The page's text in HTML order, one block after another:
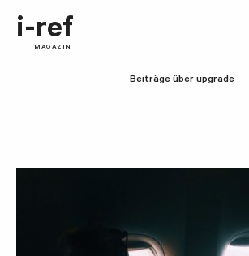
i-ref
MAGAZIN
Beiträge über upgrade